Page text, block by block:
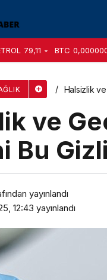
79,11 BTC
Halsizlik ve
ve
Bu
yayınlandı
12:43 yayınlandı
akran zorbalığına